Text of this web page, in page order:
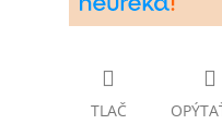
TLAČ